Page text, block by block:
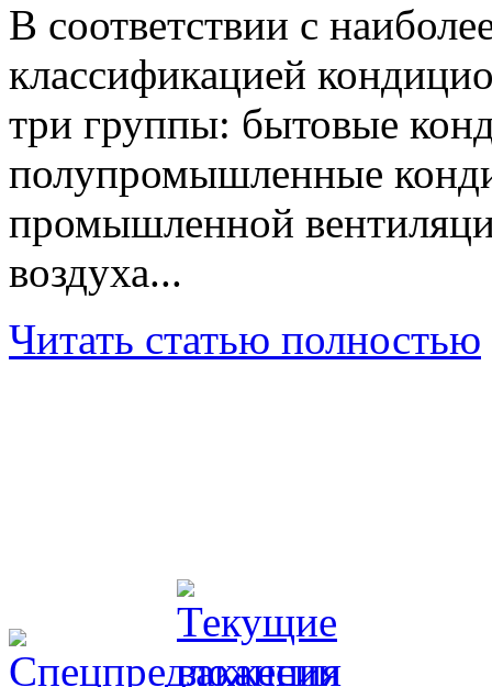
В соответствии с
классификацией
три группы: бытовые
полупромышленные
промышленной
воздуха...
Читать статью полностью